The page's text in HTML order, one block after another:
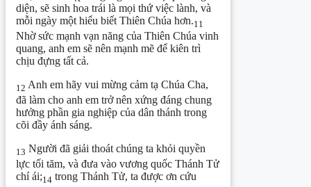
diện, sẽ sinh hoa trái là mọi thứ việc lành, và
mỗi ngày một hiểu biết Thiên Chúa hơn.11
Nhờ sức mạnh vạn năng của Thiên Chúa vinh
quang, anh em sẽ nên mạnh mẽ để kiên trì
chịu đựng tất cả.
12 Anh em hãy vui mừng cảm tạ Chúa Cha,
đã làm cho anh em trở nên xứng đáng chung
hưởng phần gia nghiệp của dân thánh trong
cõi đầy ánh sáng.
13 Người đã giải thoát chúng ta khỏi quyền
lực tối tăm, và đưa vào vương quốc Thánh Tử
chí ái;14 trong Thánh Tử, ta được ơn cứu